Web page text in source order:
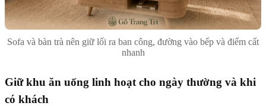
Sofa và bàn trà nên giữ lối ra ban công, đường vào bếp và điểm cất
nhanh
Giữ khu ăn uống linh hoạt cho ngày thường và khi
có khách